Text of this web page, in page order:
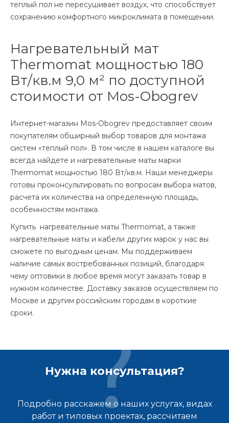
теплый пол не пересушивает воздух, что способствует
сохранению комфортного микроклимата в помещении.
Нагревательный мат
Thermomat мощностью 180
Вт/кв.м 9,0 м² по доступной
стоимости от Mos-Obogrev
Интернет-магазин Mos-Obogrev предоставляет своим
покупателям обширный выбор товаров для монтажа
систем «теплый пол». В том числе в нашем каталоге вы
всегда найдете и нагревательные маты марки
Thermomat мощностью 180 Вт/кв.м. Наши менеджеры
готовы проконсультировать по вопросам выбора матов,
расчета их количества на определенную площадь,
особенностям монтажа.
Купить нагревательные маты Thermomat, а также
нагревательные маты и кабели других марок у нас вы
сможете по выгодным ценам. Мы поддерживаем
наличие самых востребованных позиций, благодаря
чему оптовики в любое время могут заказать товар в
нужном количестве. Доставку заказов осуществляем по
Москве и другим российским городам в короткие
сроки.
Нужна консультация?
Подробно расскажем о наших услугах, видах
работ и типовых проектах, рассчитаем